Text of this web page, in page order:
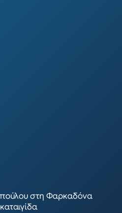
στη Φαρκαδόνα